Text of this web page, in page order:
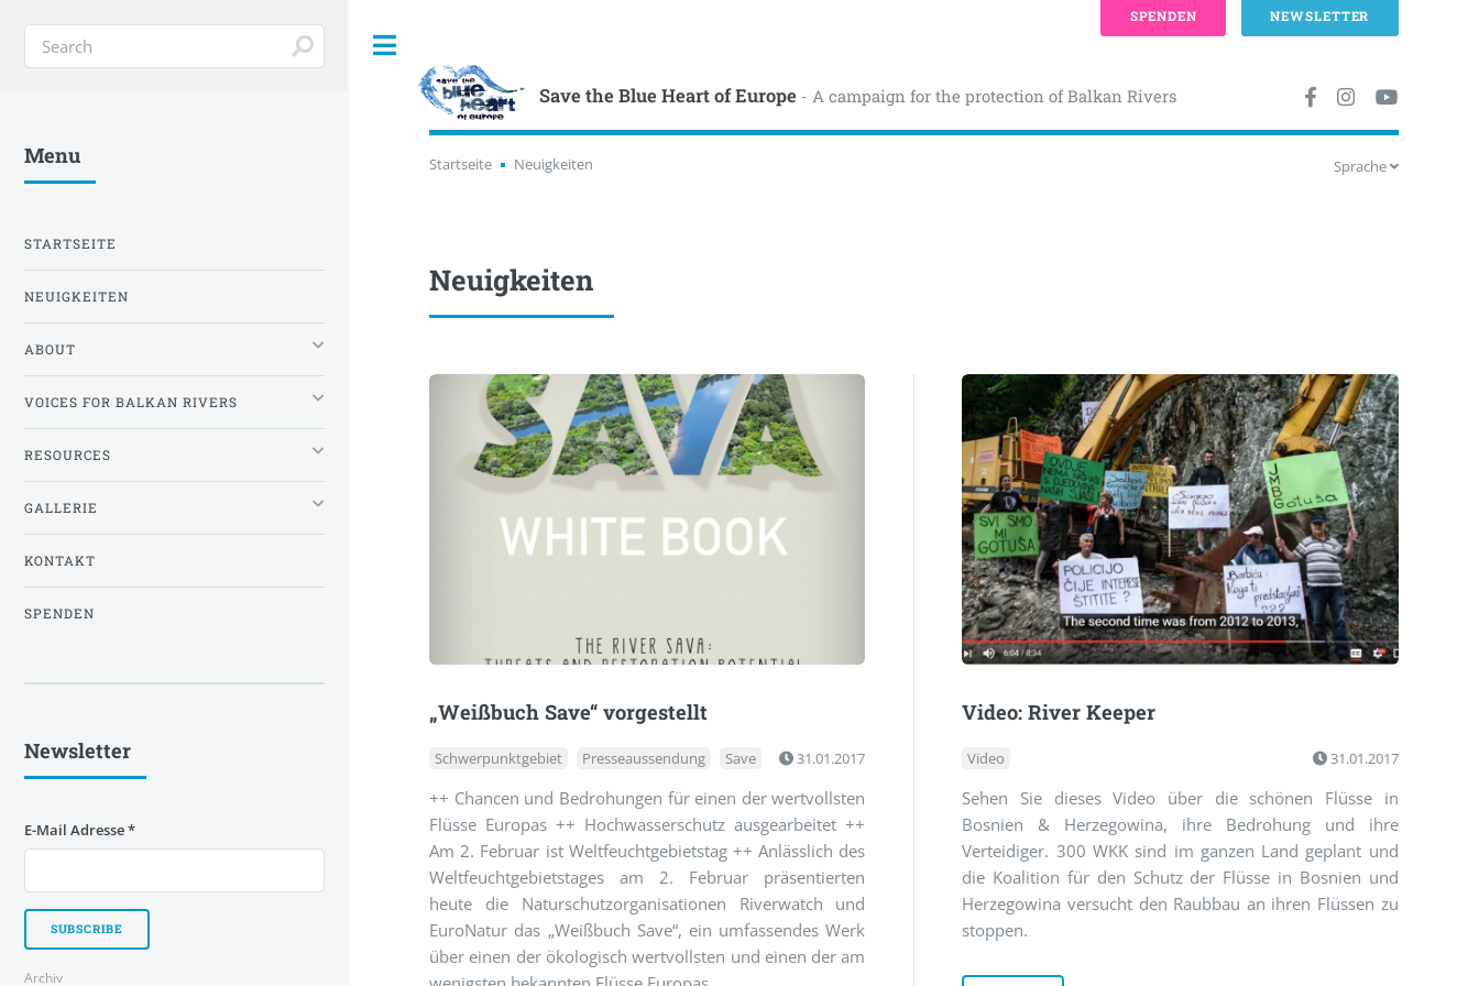
Save the Blue Heart of Europe - A campaign for the protection of Balkan Rivers
Startseite Neuigkeiten Sprache
Neuigkeiten
„Weißbuch Save“ vorgestellt
Schwerpunktgebiet Presseaussendung Save 31.01.2017
++ Chancen und Bedrohungen für einen der wertvollsten
Flüsse Europas ++ Hochwasserschutz ausgearbeitet ++
Am 2. Februar ist Weltfeuchtgebietstag ++ Anlässlich des
Weltfeuchtgebietstages am 2. Februar präsentierten
heute die Naturschutzorganisationen Riverwatch und
EuroNatur das „Weißbuch Save“, ein umfassendes Werk
über einen der ökologisch wertvollsten und einen der am
Video: River Keeper
Video 31.01.2017
Sehen Sie dieses Video über die schönen Flüsse in
Bosnien & Herzegowina, ihre Bedrohung und ihre
Verteidiger. 300 WKK sind im ganzen Land geplant und
die Koalition für den Schutz der Flüsse in Bosnien und
Herzegowina versucht den Raubbau an ihren Flüssen zu
stoppen.
Menu
STARTSEITE
NEUIGKEITEN
ABOUT
VOICES FOR BALKAN RIVERS
RESOURCES
GALLERIE
KONTAKT
SPENDEN
Newsletter
E-Mail Adresse*
Archiv
SPENDEN NEWSLETTER